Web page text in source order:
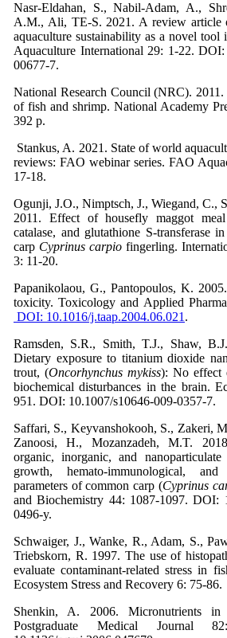
Nasr-Eldahan, S., Nabil-Adam, A.,
A.M., Ali, TE-S. 2021. A review article
aquaculture sustainability as a novel tool
Aquaculture International 29: 1-22.
00677-7.
National Research Council (NRC).
of fish and shrimp. National Academy
392 p.
Stankus, A. 2021. State of world
reviews: FAO webinar series. FAO
17-18.
Ogunji, J.O., Nimptsch, J., Wiegand, C.,
2011. Effect of housefly maggot
catalase, and glutathione S-transferase
carp Cyprinus carpio fingerling.
3: 11-20.
Papanikolaou, G., Pantopoulos, K.
toxicity. Toxicology and Applied
DOI: 10.1016/j.taap.2004.06.021 .
Ramsden, S.R., Smith, T.J., Shaw,
Dietary exposure to titanium dioxide
trout, (Oncorhynchus mykiss): No effect
biochemical disturbances in the brain.
951. DOI: 10.1007/s10646-009-0357-7.
Saffari, S., Keyvanshokooh, S., Zakeri,
Zanoosi, H., Mozanzadeh, M.T.
organic, inorganic, and
growth, hemato-immunological,
parameters of common carp (Cyprinus
and Biochemistry 44: 1087-1097. DOI:
0496-y.
Schwaiger, J., Wanke, R., Adam, S.,
Triebskorn, R. 1997. The use of
evaluate contaminant-related stress in
Ecosystem Stress and Recovery 6: 75-86.
Shenkin, A. 2006. Micronutrients in
Postgraduate Medical Journal